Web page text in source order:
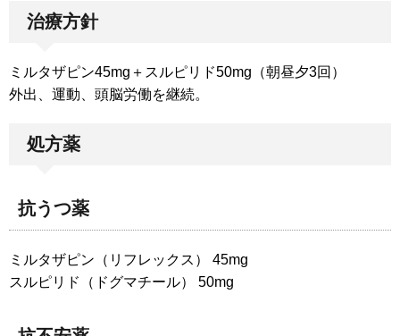
治療方針
ミルタザピン45mg＋スルピリド50mg（朝昼夕3回）
外出、運動、頭脳労働を継続。
処方薬
抗うつ薬
ミルタザピン（リフレックス） 45mg
スルピリド（ドグマチール） 50mg